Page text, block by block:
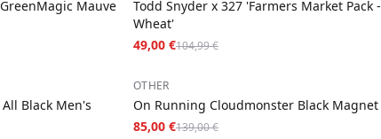
Mauve
Todd Snyder x 327 'Farmers Market Pack -
Wheat'
49,00 €104,99 €
Black Men's
−39%
OTHER
On Running Cloudmonster Black Magnet
85,00 €139,00 €